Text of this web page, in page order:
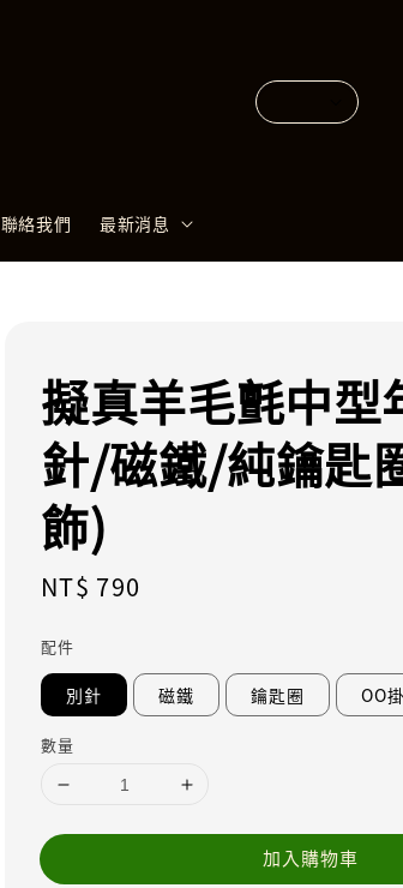
聯絡我們 最新消息
擬真羊毛氈中型
針/磁鐵/純鑰匙
飾)
Regular
NT$ 790
配件
別針 磁鐵 鑰匙圈 OO
數量
加入購物車